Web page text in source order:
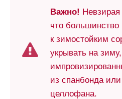
Важно! Невзирая
что большинство
к зимостойким
укрывать на
из спанбонда или
целлофана.